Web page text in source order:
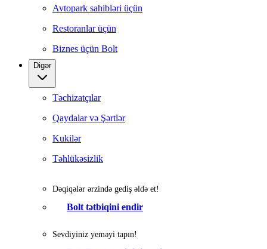
Avtopark sahibləri üçün
Restoranlar üçün
Biznes üçün Bolt
Digər
Təchizatçılar
Qaydalar və Şərtlər
Kukilər
Təhlükəsizlik
Dəqiqələr ərzində gediş əldə et!
Bolt tətbiqini endir
Sevdiyiniz yeməyi tapın!